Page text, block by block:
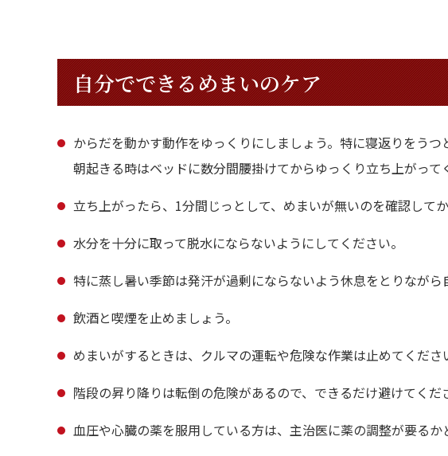
自分でできるめまいのケア
からだを動かす動作をゆっくりにしましょう。特に寝返りをう
朝起きる時はベッドに数分間腰掛けてからゆっくり立ち上がって
立ち上がったら、1分間じっとして、めまいが無いのを確認して
水分を十分に取って脱水にならないようにしてください。
特に蒸し暑い季節は発汗が過剰にならないよう休息をとりながら
飲酒と喫煙を止めましょう。
めまいがするときは、クルマの運転や危険な作業は止めてくださ
階段の昇り降りは転倒の危険があるので、できるだけ避けてくだ
血圧や心臓の薬を服用している方は、主治医に薬の調整が要るか